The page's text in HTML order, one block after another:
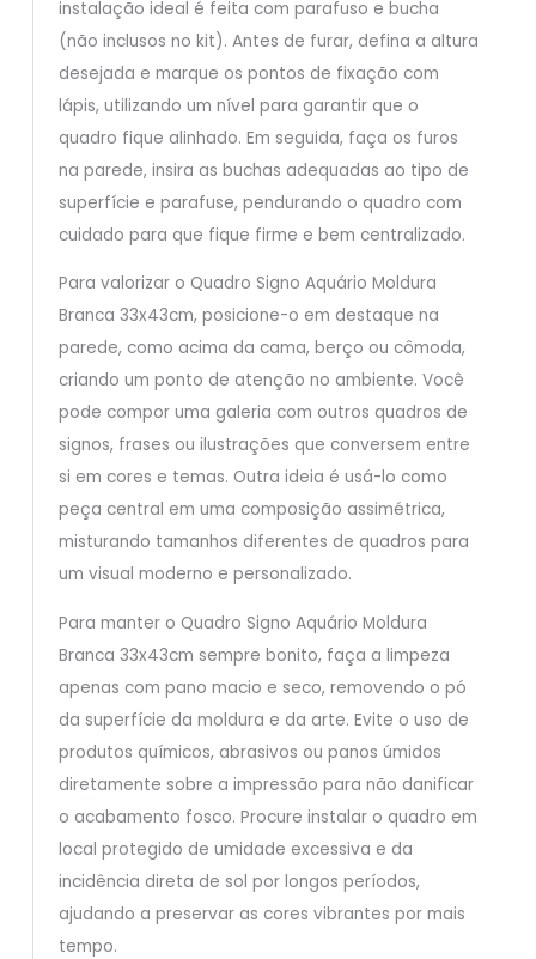
instalação ideal é feita com parafuso e bucha
(não inclusos no kit). Antes de furar, defina a altura
desejada e marque os pontos de fixação com
lápis, utilizando um nível para garantir que o
quadro fique alinhado. Em seguida, faça os furos
na parede, insira as buchas adequadas ao tipo de
superfície e parafuse, pendurando o quadro com
cuidado para que fique firme e bem centralizado.
Para valorizar o Quadro Signo Aquário Moldura
Branca 33x43cm, posicione-o em destaque na
parede, como acima da cama, berço ou cômoda,
criando um ponto de atenção no ambiente. Você
pode compor uma galeria com outros quadros de
signos, frases ou ilustrações que conversem entre
si em cores e temas. Outra ideia é usá-lo como
peça central em uma composição assimétrica,
misturando tamanhos diferentes de quadros para
um visual moderno e personalizado.
Para manter o Quadro Signo Aquário Moldura
Branca 33x43cm sempre bonito, faça a limpeza
apenas com pano macio e seco, removendo o pó
da superfície da moldura e da arte. Evite o uso de
produtos químicos, abrasivos ou panos úmidos
diretamente sobre a impressão para não danificar
o acabamento fosco. Procure instalar o quadro em
local protegido de umidade excessiva e da
incidência direta de sol por longos períodos,
ajudando a preservar as cores vibrantes por mais
tempo.